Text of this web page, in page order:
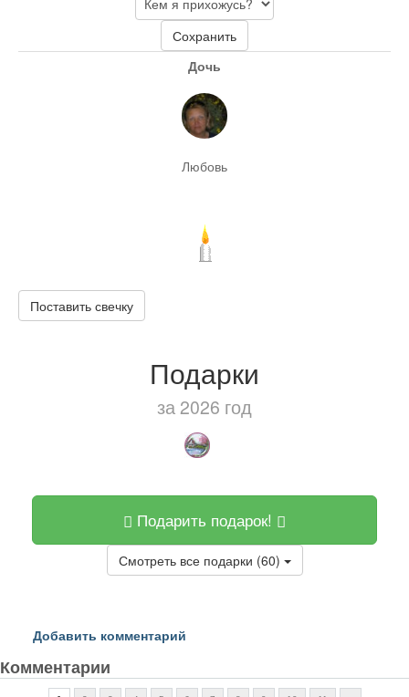
Сохранить
Дочь
Любовь
Поставить свечку
Подарки
за 2026 год
Подарить подарок!
Смотреть все подарки (60)
Добавить комментарий
Комментарии